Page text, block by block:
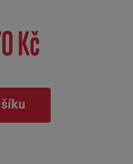
Kč